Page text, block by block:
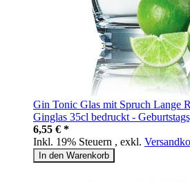
Gin Tonic Glas mit Spruch Lange
Ginglas 35cl bedruckt -
6,55 € *
Inkl. 19% Steuern , exkl.
In den Warenkorb